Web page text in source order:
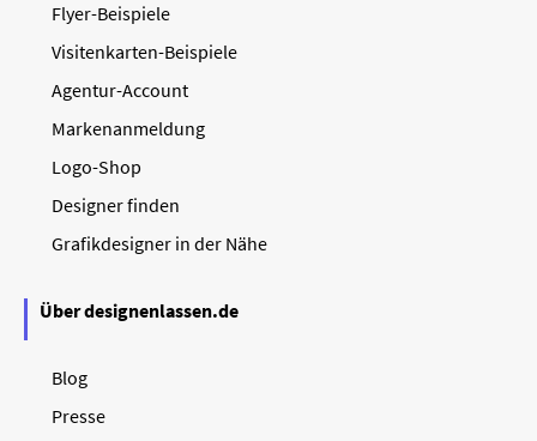
Flyer-Beispiele
Visitenkarten-Beispiele
Agentur-Account
Markenanmeldung
Logo-Shop
Designer finden
Grafikdesigner in der Nähe
Über designenlassen.de
Blog
Presse